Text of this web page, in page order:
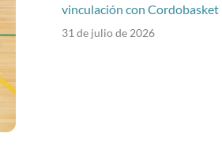
vinculación con Cordobasket
31 de julio de 2026